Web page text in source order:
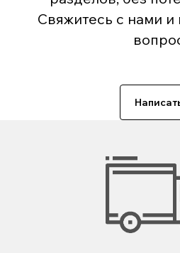
Свяжитесь с нами